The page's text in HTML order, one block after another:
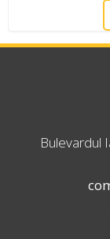
Bulevardul